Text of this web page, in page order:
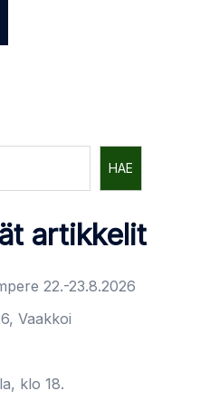
HAE
artikkelit
22.-23.8.2026
Vaakkoi
klo 18.